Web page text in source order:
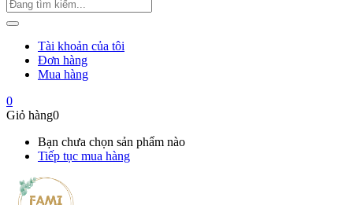
Tài khoản của tôi
Đơn hàng
Mua hàng
0
Giỏ hàng0
Bạn chưa chọn sản phẩm nào
Tiếp tục mua hàng